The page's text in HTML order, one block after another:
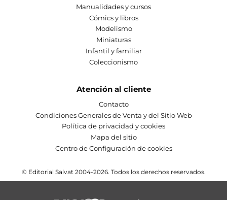
Manualidades y cursos
Cómics y libros
Modelismo
Miniaturas
Infantil y familiar
Coleccionismo
Atención al cliente
Contacto
Condiciones Generales de Venta y del Sitio Web
Política de privacidad y cookies
Mapa del sitio
Centro de Configuración de cookies
© Editorial Salvat 2004-2026. Todos los derechos reservados.